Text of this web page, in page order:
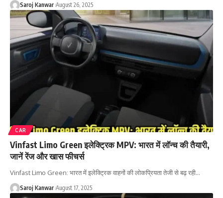
Saroj Kanwar August 26, 2025
CAR
Vinfast Limo Green इलेक्ट्रिक MPV: भारत में लॉन्च की तैयारी,
जानें रेंज और खास फीचर्स
Vinfast Limo Green: भारत में इलेक्ट्रिक वाहनों की लोकप्रियता तेजी से बढ़ रही…
Saroj Kanwar August 17, 2025